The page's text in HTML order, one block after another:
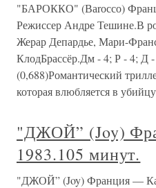
"БАРОККО" (Ваrоссо)
Режиссер Андре Тешине.В
Жерар Депардье, Мари-
КлодБрассёр.Дм - 4; Р - 4; Д
(0,688)Романтический
которая влюбляется в
"ДЖОЙ” (Joy)
1983.105 минут.
"ДЖОЙ” (Joy) Франция —